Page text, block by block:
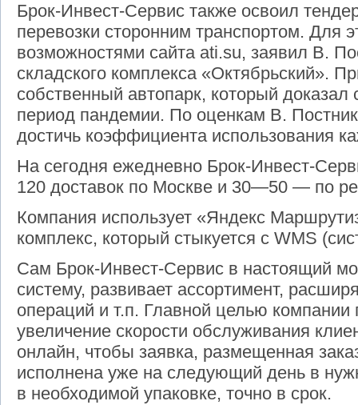
Брок-Инвест-Сервис также освоил
перевозки сторонним транспортом. Для
возможностями сайта ati.su, заявил В.
складского комплекса «Октябрьский».
собственный автопарк, который
период пандемии. По оценкам В.
достичь коэффициента использования
На сегодня ежедневно Брок-Инвест-
120 доставок по Москве и 30—50 — по
Компания использует «Яндекс
комплекс, который стыкуется с WMS
Сам Брок-Инвест-Сервис в настоящий
систему, развивает ассортимент,
операций и т.п. Главной целью компании
увеличение скорости обслуживания
онлайн, чтобы заявка, размещенная
исполнена уже на следующий день в
в необходимой упаковке, точно в срок.